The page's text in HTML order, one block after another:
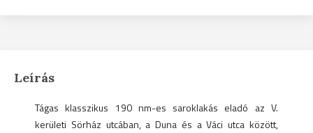
Leírás
Tágas klasszikus 190 nm-es saroklakás eladó az V.
kerületi Sörház utcában, a Duna és a Váci utca között,